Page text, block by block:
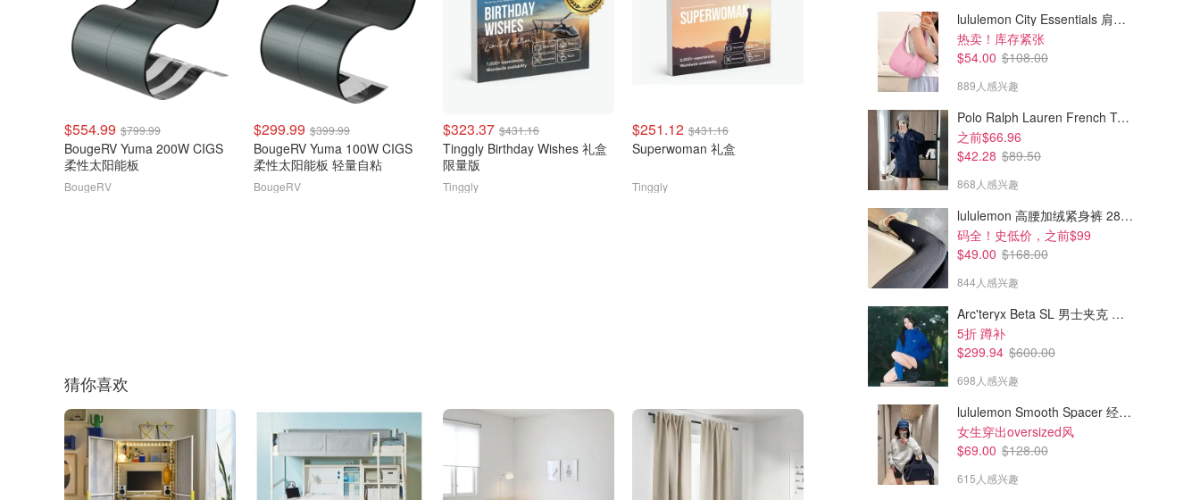
$554.99 $799.99
BougeRV Yuma 200W CIGS
柔性太阳能板
BougeRV
$299.99 $399.99
BougeRV Yuma 100W CIGS
柔性太阳能板 轻量自粘
BougeRV
$323.37 $431.16
Tinggly Birthday Wishes 礼盒
限量版
Tinggly
$251.12 $431.16
Superwoman 礼盒
Tinggly
$157.18
Thank You, Mom 贺卡
比鲜花、礼盒更有心意
$16.99
Romatico 8插座+4充电口 浪涌
保护插线板
amazon.ca
猜你喜欢
lululemon City Essentials 肩背包 4L
热卖！库存紧张
$54.00 $108.00
889人感兴趣
Polo Ralph Lauren French Terry 女童连帽卫衣 7-16码
之前$66.96
$42.28 $89.50
868人感兴趣
lululemon 高腰加绒紧身裤 28"≈71cm 5个口袋
码全！史低价，之前$99
$49.00 $168.00
844人感兴趣
Arc'teryx Beta SL 男士夹克 黑色
5折 蹲补
$299.94 $600.00
698人感兴趣
lululemon Smooth Spacer 经典卫衣
女生穿出oversized风
$69.00 $128.00
615人感兴趣